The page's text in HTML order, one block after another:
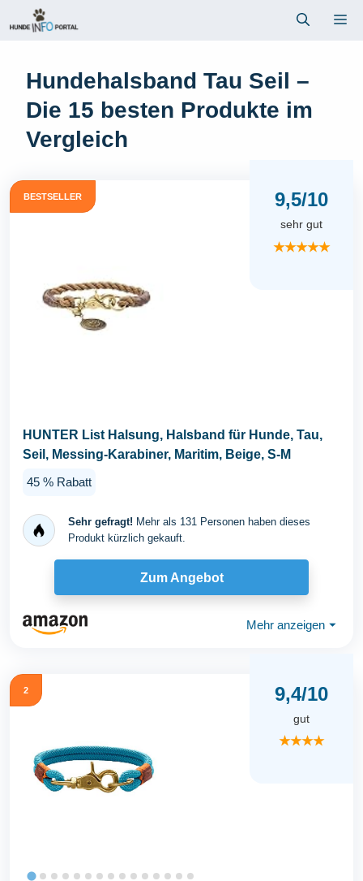
Inhalt
Hundehalsband Tau Seil –
Die 15 besten Produkte im
Vergleich
BESTSELLER 9,5/10
sehr gut
★★★★★
HUNTER List Halsung, Halsband für Hunde, Tau,
Seil, Messing-Karabiner, Maritim, Beige, S-M
45 % Rabatt
Sehr gefragt! Mehr als 131 Personen haben dieses
Produkt kürzlich gekauft.
Zum Angebot
Mehr anzeigen ⏷
2 9,4/10
gut
★★★★